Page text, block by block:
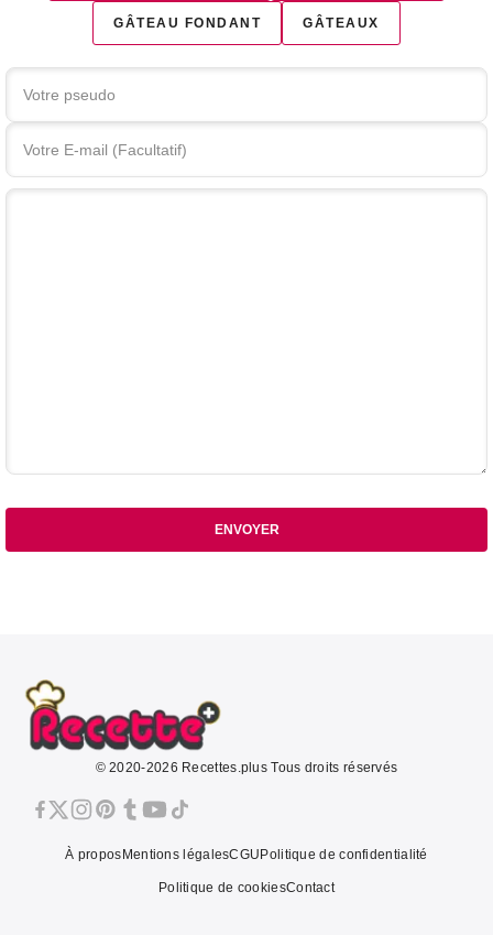
GÂTEAU FONDANT GÂTEAUX
Votre commentaire
ENVOYER
© 2020-2026 Recettes.plus Tous droits réservés
À propos Mentions légalesCGU Politique de confidentialité
Politique de cookiesContact